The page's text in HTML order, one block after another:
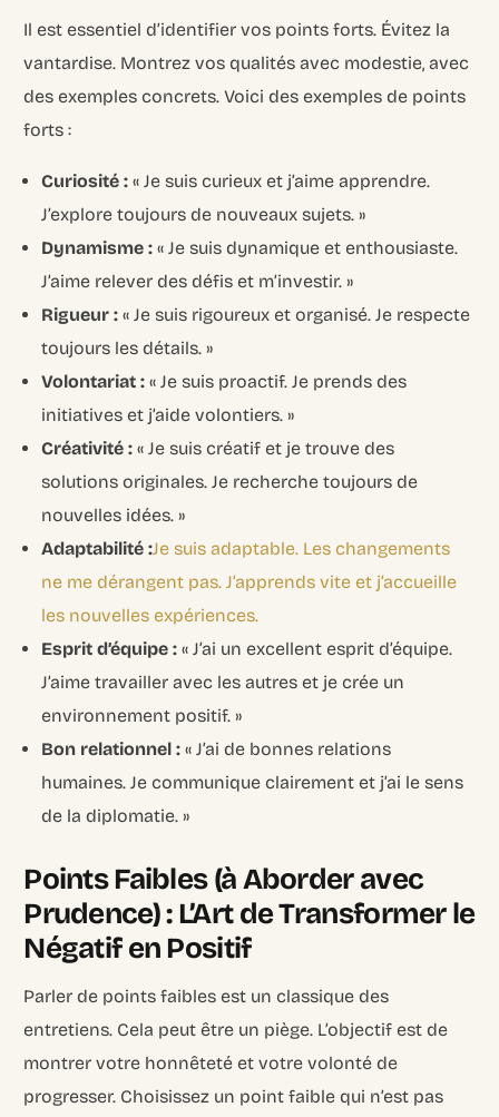
Il est essentiel d’identifier vos points forts. Évitez la
vantardise. Montrez vos qualités avec modestie, avec
des exemples concrets. Voici des exemples de points
forts :
Curiosité : « Je suis curieux et j’aime apprendre.
J’explore toujours de nouveaux sujets. »
Dynamisme : « Je suis dynamique et enthousiaste.
J’aime relever des défis et m’investir. »
Rigueur : « Je suis rigoureux et organisé. Je respecte
toujours les détails. »
Volontariat : « Je suis proactif. Je prends des
initiatives et j’aide volontiers. »
Créativité : « Je suis créatif et je trouve des
solutions originales. Je recherche toujours de
nouvelles idées. »
Adaptabilité :Je suis adaptable. Les changements
ne me dérangent pas. J’apprends vite et j’accueille
les nouvelles expériences.
Esprit d’équipe : « J’ai un excellent esprit d’équipe.
J’aime travailler avec les autres et je crée un
environnement positif. »
Bon relationnel : « J’ai de bonnes relations
humaines. Je communique clairement et j’ai le sens
de la diplomatie. »
Points Faibles (à Aborder avec
Prudence) : L’Art de Transformer le
Négatif en Positif
Parler de points faibles est un classique des
entretiens. Cela peut être un piège. L’objectif est de
montrer votre honnêteté et votre volonté de
progresser. Choisissez un point faible qui n’est pas